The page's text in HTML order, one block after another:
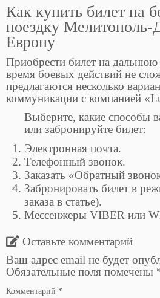
Как купить билет на
поездку Мелитополь-
Европу
Приобрести билет на дальнюю
время боевых действий не
предлагаются несколько
коммуникации с компанией
Выберите, какие способы
или забронируйте билет:
Электронная почта.
Телефонный звонок.
Заказать «Обратный
Забронировать билет в
заказа в статье).
Мессенжеры VIBER или
Оставьте комментарий
Ваш адрес email не будет
Обязательные поля помечены
Комментарий *